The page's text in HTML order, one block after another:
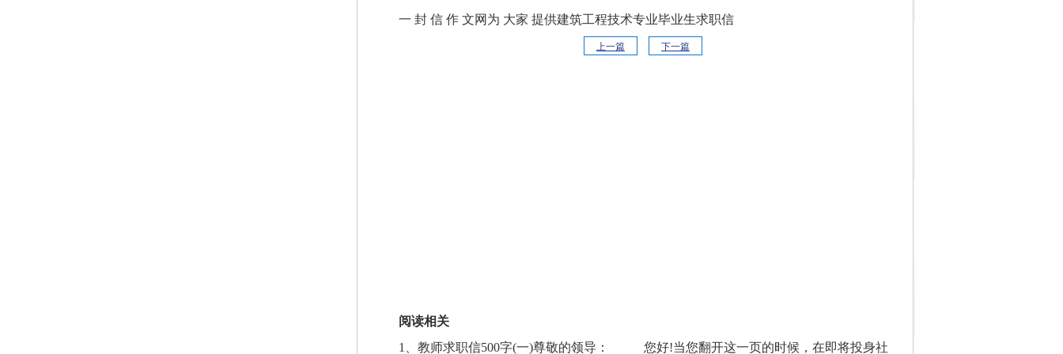
一 封 信 作 文网为 大家 提供建筑工程技术专业毕业生求职信
上一篇 下一篇
阅读相关
1、教师求职信500字(一)尊敬的领导： 您好!当您翻开这一页的时候，在即将投身社